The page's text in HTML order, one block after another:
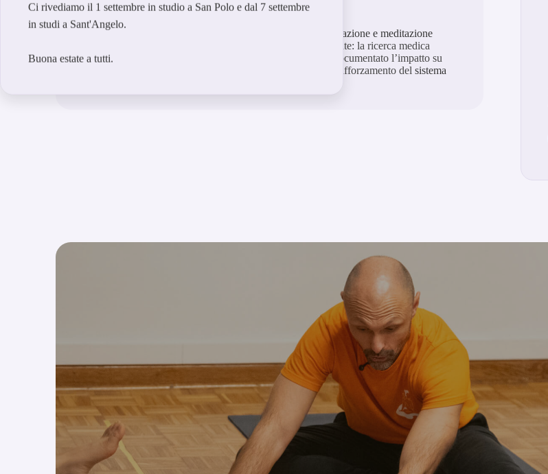
Ci rivediamo il 1 settembre in studio a San Polo e dal 7 settembre
in studi a Sant'Angelo.
Buona estate a tutti.
SUDARSHAN KRIYA®️
Cuore del Metodo
respirazione e meditazione
che purifica e rigenera profondamente corpo e mente: la ricerca medica
indipendente da parte di istituzioni mediche rinomate ne ha documentato l’impatto su
e sul rafforzamento del sistema